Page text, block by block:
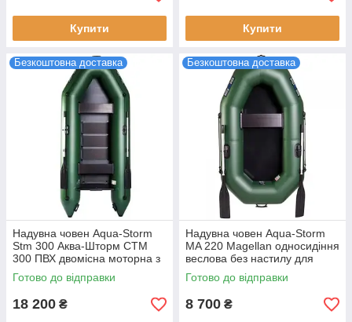
Купити Купити
Безкоштовна доставка
Надувна човен Aqua-Storm
Stm 300 Аква-Шторм СТМ
300 ПВХ двомісна моторна з
бортовим брусом колір сірий
вага 31 кг
Готово до відправки
18 200 ₴
Безкоштовна доставка
Надувна човен Aqua-Storm
MA 220 Magellan односидіння
веслова без настилу для
риболовлі та відпочинку ПВХ
220 см
Готово до відправки
8 700 ₴